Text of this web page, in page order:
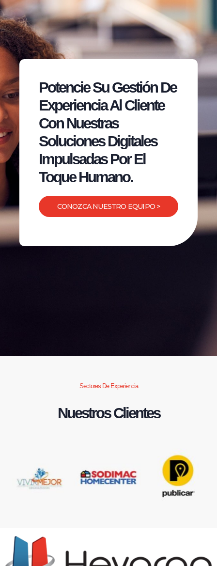
Potencie Su Gestión De
Experiencia Al Cliente
Con Nuestras
Soluciones Digitales
Impulsadas Por El
Toque Humano.
CONOZCA NUESTRO EQUIPO >
Sectores De Experiencia
Nuestros Clientes